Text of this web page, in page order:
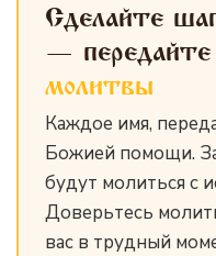
Сделайте
—
молитвы
Каждое имя,
Божией помощи.
будут молиться с
Доверьтесь
вас в трудный